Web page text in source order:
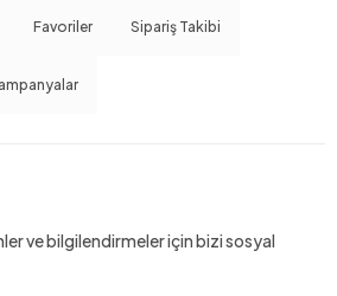
Favoriler Sipariş Takibi
ve bilgilendirmeler için bizi sosyal